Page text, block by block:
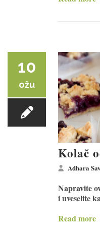
10
ožu
Kolač
Adhara
Napravite
i uveselite
Read more